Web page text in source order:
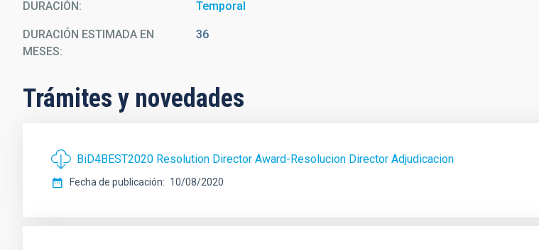
DURACIÓN Temporal
DURACIÓN ESTIMADA EN
MESES
36
Trámites y novedades
BiD4BEST2020 Resolution Director Award-Resolucion Director Adjudicacion
Fecha de publicación 10/08/2020